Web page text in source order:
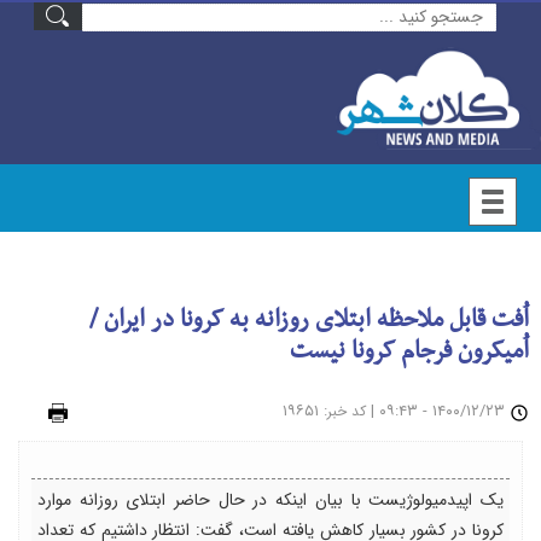
اُفت قابل ملاحظه ابتلای روزانه به کرونا در ایران /
اُمیکرون فرجام کرونا نیست
| کد خبر: ۱۹۶۵۱
یک اپیدمیولوژیست با بیان اینکه در حال حاضر ابتلای روزانه موارد
کرونا در کشور بسیار کاهش یافته است، گفت: انتظار داشتیم که تعداد